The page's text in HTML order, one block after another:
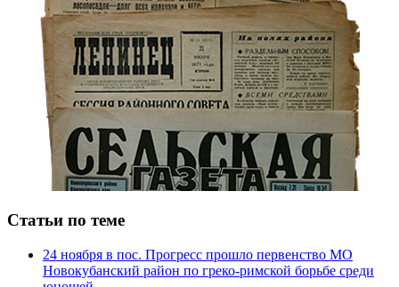
Статьи по теме
24 ноября в пос. Прогресс прошло первенство МО
Новокубанский район по греко-римской борьбе среди